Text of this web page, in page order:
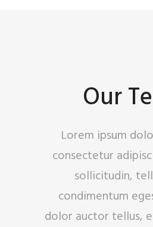
Our
Lorem ipsum
consectetur
sollicitudin,
condimentum
dolor auctor tellus,